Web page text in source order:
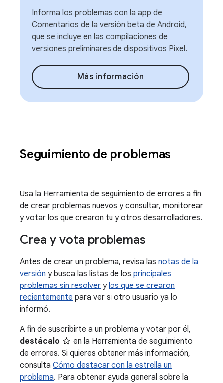
Informa los problemas con la app de
Comentarios de la versión beta de Android,
que se incluye en las compilaciones de
versiones preliminares de dispositivos Pixel.
Más información
Seguimiento de problemas
Usa la Herramienta de seguimiento de errores a fin
de crear problemas nuevos y consultar, monitorear
y votar los que crearon tú y otros desarrolladores.
Crea y vota problemas
Antes de crear un problema, revisa las notas de la
versión y busca las listas de los principales
problemas sin resolver y los que se crearon
recientemente para ver si otro usuario ya lo
informó.
A fin de suscribirte a un problema y votar por él,
destácalo
en la Herramienta de seguimiento
de errores. Si quieres obtener más información,
consulta Cómo destacar con la estrella un
problema. Para obtener ayuda general sobre la